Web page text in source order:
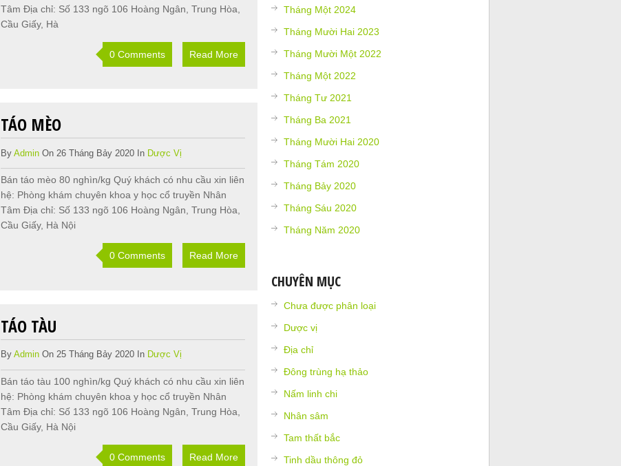
Tâm Địa chỉ: Số 133 ngõ 106 Hoàng Ngân, Trung Hòa,
Cầu Giấy, Hà
0 Comments Read More
TÁO MÈO
ByAdmin On 26 Tháng Bảy 2020 In Dược Vị
Bán táo mèo 80 nghìn/kg Quý khách có nhu cầu xin liên
hệ: Phòng khám chuyên khoa y học cổ truyền Nhân
Tâm Địa chỉ: Số 133 ngõ 106 Hoàng Ngân, Trung Hòa,
Cầu Giấy, Hà Nội
0 Comments Read More
TÁO TÀU
ByAdmin On 25 Tháng Bảy 2020 In Dược Vị
Bán táo tàu 100 nghìn/kg Quý khách có nhu cầu xin liên
hệ: Phòng khám chuyên khoa y học cổ truyền Nhân
Tâm Địa chỉ: Số 133 ngõ 106 Hoàng Ngân, Trung Hòa,
Cầu Giấy, Hà Nội
0 Comments Read More
Tháng Một 2024
Tháng Mười Hai 2023
Tháng Mười Một 2022
Tháng Một 2022
Tháng Tư 2021
Tháng Ba 2021
Tháng Mười Hai 2020
Tháng Tám 2020
Tháng Bảy 2020
Tháng Sáu 2020
Tháng Năm 2020
CHUYÊN MỤC
Chưa được phân loại
Dược vị
Địa chỉ
Đông trùng hạ thảo
Nấm linh chi
Nhân sâm
Tam thất bắc
Tinh dầu thông đỏ